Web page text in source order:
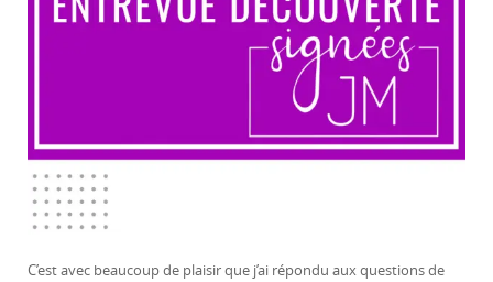
C’est avec beaucoup de plaisir que j’ai répondu aux questions de